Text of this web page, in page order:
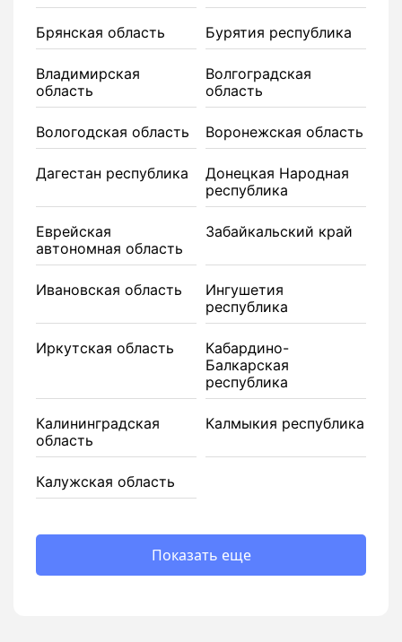
Брянская область Бурятия республика
Владимирская
область
Волгоградская
область
Вологодская область Воронежская область
Дагестан республика
Донецкая Народная
республика
Еврейская
автономная область
Забайкальский край
Ивановская область
Ингушетия
республика
Иркутская область
Кабардино-
Балкарская
республика
Калининградская
область
Калмыкия республика
Калужская область
Показать еще